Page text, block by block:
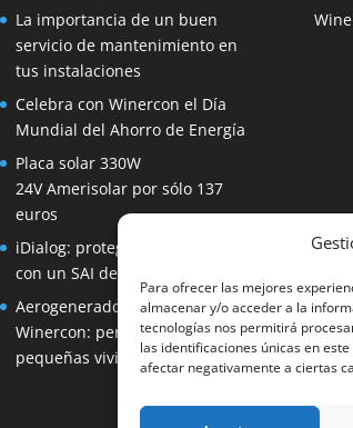
Para ofrecer las mejores
almacenar y/o acceder a la
tecnologías nos permitirá
las identificaciones únicas en
afectar negativamente a ciertas
La importancia de un buen
servicio de mantenimiento en
tus instalaciones
Celebra con Winercon el Día
Mundial del Ahorro de Energía
Placa solar 330W
24V Amerisolar por sólo 137
euros
iDialog: protege tus equipos
con un SAI de fácil instalación
Aerogenerador 1500W de
Winercon: perfecto para
pequeñas viviendas